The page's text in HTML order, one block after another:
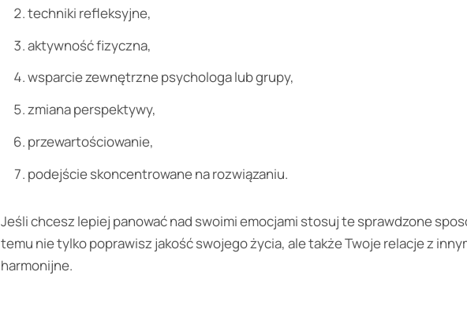
techniki refleksyjne,
aktywność fizyczna,
wsparcie zewnętrzne psychologa lub grupy,
zmiana perspektywy,
przewartościowanie,
podejście skoncentrowane na rozwiązaniu.
Jeśli chcesz lepiej panować nad swoimi emocjami stosuj te sprawdzone
temu nie tylko poprawisz jakość swojego życia, ale także Twoje relacje z
harmonijne.